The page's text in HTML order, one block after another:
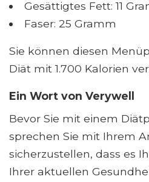
Gesättigtes Fett: 11
Faser: 25 Gramm
Sie können diesen
Diät mit 1.700 Kalorien
Ein Wort von Verywell
Bevor Sie mit einem
sprechen Sie mit Ihrem
sicherzustellen, dass es
Ihrer aktuellen